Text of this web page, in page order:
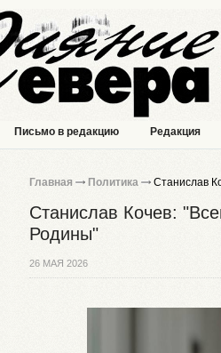
Письмо в редакцию Редакция
Главная Политика Станислав
Станислав Кочев:
Родины"
26 МАЯ 2026